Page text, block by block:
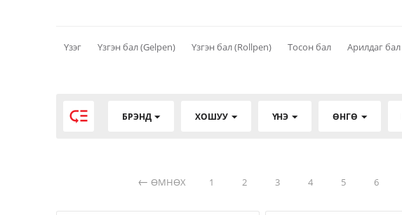
Үзэг Үзгэн бал (Gelpen) Үзгэн бал (Rollpen) Тосон бал Арилдаг бал
 БРЭНД ХОШУУ ҮНЭ ӨНГӨ
ӨМНӨХ 1 2 3 4 5 6